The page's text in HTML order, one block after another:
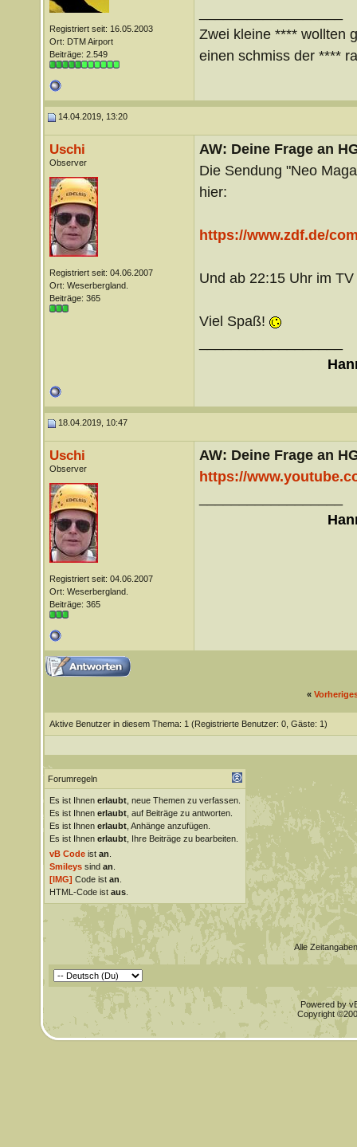
Registriert seit: 16.05.2003
Ort: DTM Airport
Beiträge: 2.549
Zwei kleine **** wollten
einen schmiss der ****
14.04.2019, 13:20
Uschi
Observer
Registriert seit: 04.06.2007
Ort: Weserbergland.
Beiträge: 365
AW: Deine Frage an
Die Sendung "Neo
hier:
https://www.zdf.de/
Und ab 22:15 Uhr im
Viel Spaß!
18.04.2019, 10:47
Uschi
Observer
Registriert seit: 04.06.2007
Ort: Weserbergland.
Beiträge: 365
AW: Deine Frage an
https://
«
Aktive Benutzer in diesem Thema: 1 (Registrierte Benutzer: 0, Gäste: 1)
Forumregeln
Es ist Ihnen erlaubt, neue Themen zu verfassen.
Es ist Ihnen erlaubt, auf Beiträge zu antworten.
Es ist Ihnen erlaubt, Anhänge anzufügen.
Es ist Ihnen erlaubt, Ihre Beiträge zu bearbeiten.
vB Codeist an
Smileyssind an
[IMG] Code ist an
HTML-Code ist aus.
Alle
Powered by
Copyright